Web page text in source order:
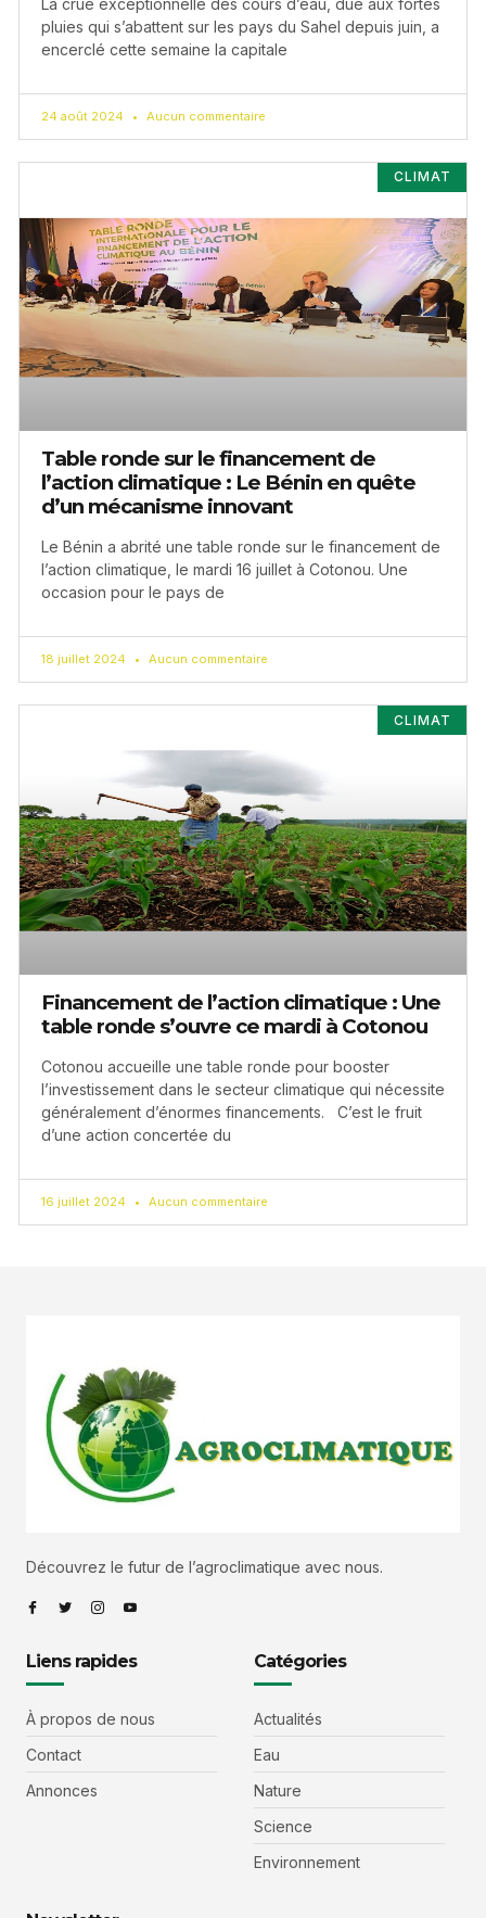
La crue exceptionnelle des cours d’eau, dûe aux fortes
pluies qui s’abattent sur les pays du Sahel depuis juin, a
encerclé cette semaine la capitale
24 août 2024 Aucun commentaire
CLIMAT
Table ronde sur le financement de
l’action climatique : Le Bénin en quête
d’un mécanisme innovant
Le Bénin a abrité une table ronde sur le financement de
l’action climatique, le mardi 16 juillet à Cotonou. Une
occasion pour le pays de
18 juillet 2024 Aucun commentaire
CLIMAT
Financement de l’action climatique : Une
table ronde s’ouvre ce mardi à Cotonou
Cotonou accueille une table ronde pour booster
l’investissement dans le secteur climatique qui nécessite
généralement d’énormes financements. C’est le fruit
d’une action concertée du
16 juillet 2024 Aucun commentaire
Découvrez le futur de l’agroclimatique avec nous.
Liens rapides
À propos de nous
Contact
Annonces
Catégories
Actualités
Eau
Nature
Science
Environnement